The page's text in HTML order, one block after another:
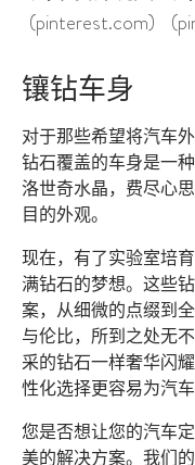
(pinterest.com)
镶钻车身
对于那些希望将汽车
钻石覆盖的车身是一
洛世奇水晶，费尽心
目的外观。
现在，有了实验室培
满钻石的梦想。这些
案，从细微的点缀到
与伦比，所到之处无
采的钻石一样奢华闪
性化选择更容易为汽
您是否想让您的汽车
美的解决方案。我们